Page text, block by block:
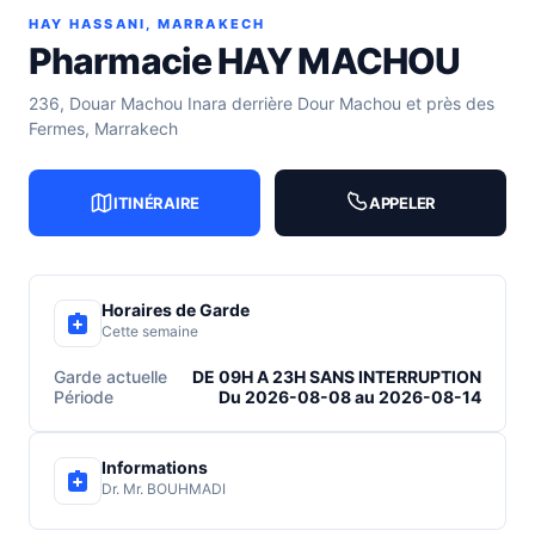
HAY HASSANI, MARRAKECH
Pharmacie HAY MACHOU
236, Douar Machou Inara derrière Dour Machou et près des
Fermes, Marrakech
ITINÉRAIRE APPELER
Horaires de Garde
Cette semaine
Garde actuelle
DE 09H A 23H SANS INTERRUPTION
Période
Du 2026-08-08 au 2026-08-14
Informations
Dr. Mr. BOUHMADI